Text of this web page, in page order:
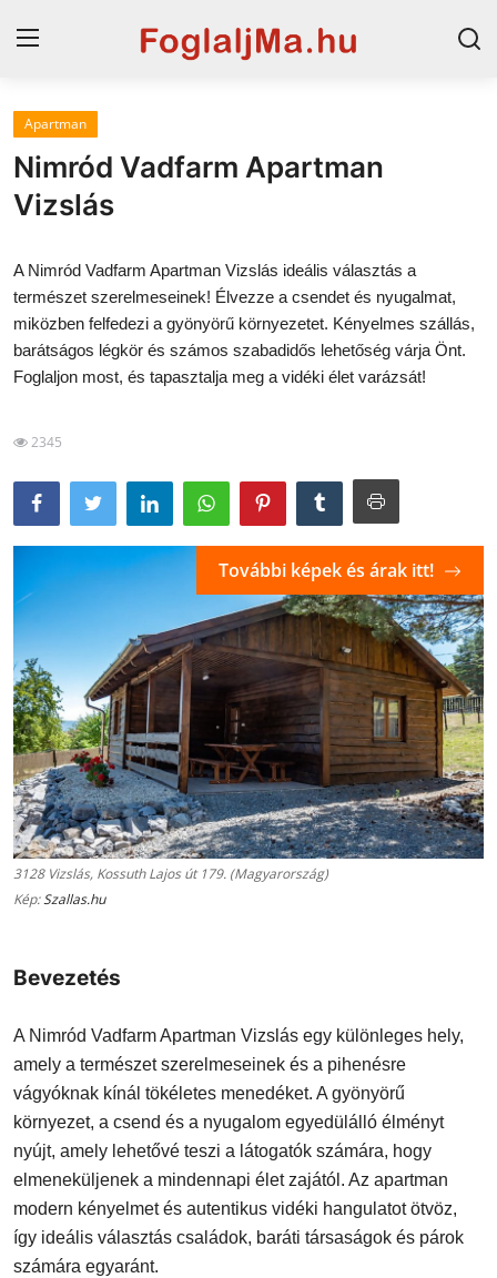
Horvát tengerpart
Magyarország
Horvátország
Blog
Szállások Hajdúszoboszlón
Apartman
Nimród Vadfarm Apartman
Vizslás
A Nimród Vadfarm Apartman Vizslás ideális választás a
természet szerelmeseinek! Élvezze a csendet és nyugalmat,
miközben felfedezi a gyönyörű környezetet. Kényelmes szállás,
barátságos légkör és számos szabadidős lehetőség várja Önt.
Foglaljon most, és tapasztalja meg a vidéki élet varázsát!
2345
3128 Vizslás, Kossuth Lajos út 179. (Magyarország)
Kép:Szallas.hu
További képek és árak itt!
Bevezetés
A Nimród Vadfarm Apartman Vizslás egy különleges hely,
amely a természet szerelmeseinek és a pihenésre
vágyóknak kínál tökéletes menedéket. A gyönyörű
környezet, a csend és a nyugalom egyedülálló élményt
nyújt, amely lehetővé teszi a látogatók számára, hogy
elmeneküljenek a mindennapi élet zajától. Az apartman
modern kényelmet és autentikus vidéki hangulatot ötvöz,
így ideális választás családok, baráti társaságok és párok
számára egyaránt.